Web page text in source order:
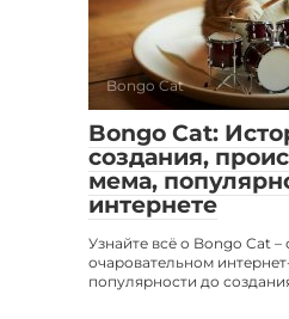
Bongo Cat
Bongo Cat:
создания,
мема,
интернете
Узнайте всё о Bongo Cat –
очаровательном
популярности до